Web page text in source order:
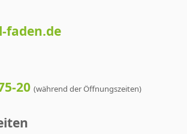
faden.de
20 (während der Öffnungszeiten)